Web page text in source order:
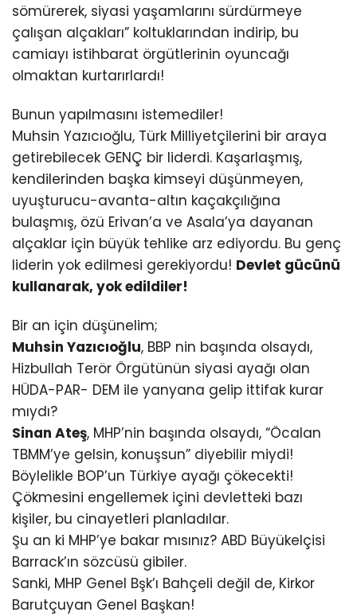
sömürerek, siyasi yaşamlarını sürdürmeye
çalışan alçakları” koltuklarından indirip, bu
camiayı istihbarat örgütlerinin oyuncağı
olmaktan kurtarırlardı!
Bunun yapılmasını istemediler!
Muhsin Yazıcıoğlu, Türk Milliyetçilerini bir araya
getirebilecek GENÇ bir liderdi. Kaşarlaşmış,
kendilerinden başka kimseyi düşünmeyen,
uyuşturucu-avanta-altın kaçakçılığına
bulaşmış, özü Erivan’a ve Asala’ya dayanan
alçaklar için büyük tehlike arz ediyordu. Bu genç
liderin yok edilmesi gerekiyordu! Devlet gücünü
kullanarak, yok edildiler!
Bir an için düşünelim;
Muhsin Yazıcıoğlu, BBP nin başında olsaydı,
Hizbullah Terör Örgütünün siyasi ayağı olan
HÜDA-PAR- DEM ile yanyana gelip ittifak kurar
mıydı?
Sinan Ateş, MHP’nin başında olsaydı, “Öcalan
TBMM’ye gelsin, konuşsun” diyebilir miydi!
Böylelikle BOP’un Türkiye ayağı çökecekti!
Çökmesini engellemek içini devletteki bazı
kişiler, bu cinayetleri planladılar.
Şu an ki MHP’ye bakar mısınız? ABD Büyükelçisi
Barrack’ın sözcüsü gibiler.
Sanki, MHP Genel Bşk’ı Bahçeli değil de, Kirkor
Barutçuyan Genel Başkan!